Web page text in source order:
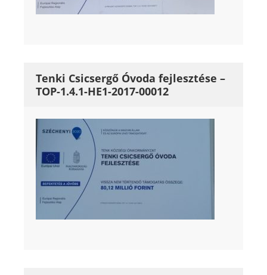
Tenki Csicsergő Óvoda fejlesztése –
TOP-1.4.1-HE1-2017-00012